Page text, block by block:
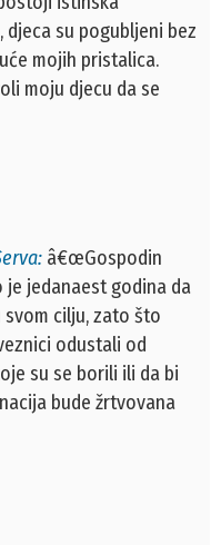
djeca su pogubljeni bez
mojih pristalica.
moju djecu da se
â€œGospodin
je jedanaest godina da
svom cilju, zato što
odustali od
su se borili ili da bi
bude žrtvovana